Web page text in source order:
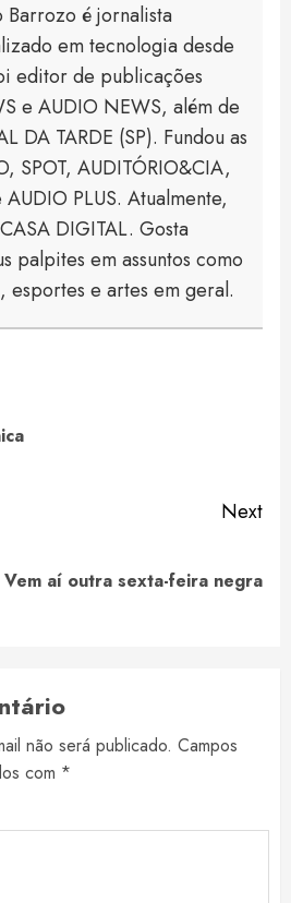
Barrozo é jornalista
em tecnologia desde
editor de publicações
e AUDIO NEWS, além de
DA TARDE (SP). Fundou as
SPOT, AUDITÓRIO&CIA,
AUDIO PLUS. Atualmente,
DIGITAL. Gosta
palpites em assuntos como
e artes em geral.
Next
Vem aí outra sexta-feira negra
não será publicado. Campos
com *